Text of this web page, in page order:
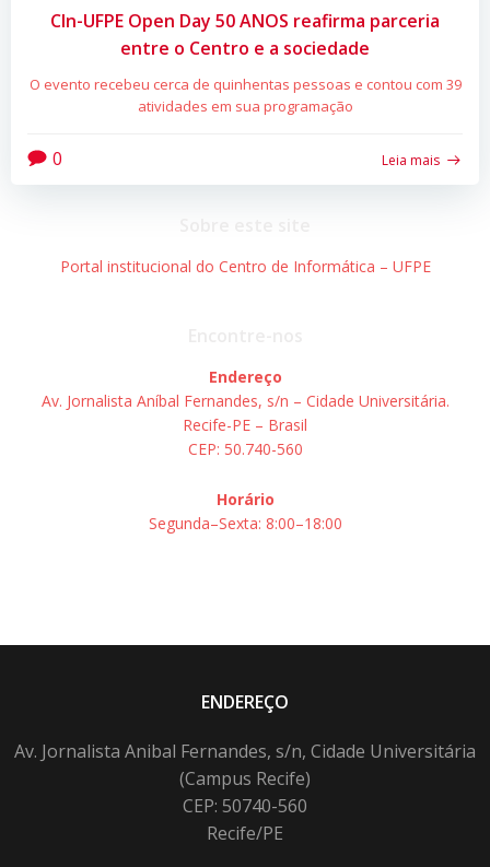
CIn-UFPE Open Day 50 ANOS reafirma parceria
entre o Centro e a sociedade
O evento recebeu cerca de quinhentas pessoas e contou com 39
atividades em sua programação
0 Leia mais
Portal institucional do Centro de Informática – UFPE
Endereço
Av. Jornalista Aníbal Fernandes, s/n – Cidade Universitária.
Recife-PE – Brasil
CEP: 50.740-560
Horário
Segunda–Sexta: 8:00–18:00
ENDEREÇO
Av. Jornalista Anibal Fernandes, s/n, Cidade Universitária
(Campus Recife)
CEP: 50740-560
Recife/PE